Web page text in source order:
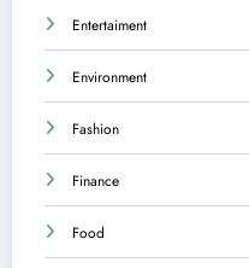
Entertaiment
Environment
Fashion
Finance
Food